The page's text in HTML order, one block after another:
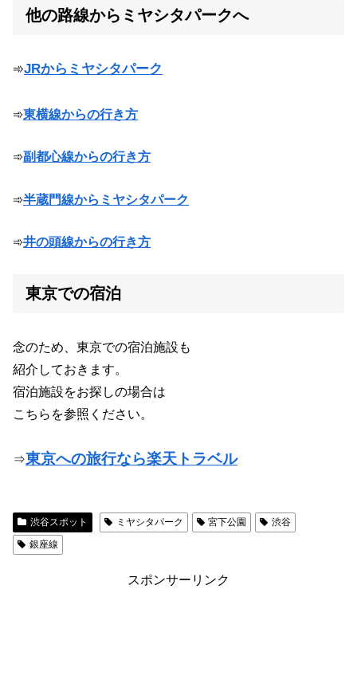
他の路線からミヤシタパークへ
➾JRからミヤシタパーク
➾東横線からの行き方
➾副都心線からの行き方
➾半蔵門線からミヤシタパーク
➾井の頭線からの行き方
東京での宿泊
念のため、東京での宿泊施設も
紹介しておきます。
宿泊施設をお探しの場合は
こちらを参照ください。
⇒東京への旅行なら楽天トラベル
渋谷スポット ミヤシタパーク 宮下公園
渋谷
銀座線
スポンサーリンク